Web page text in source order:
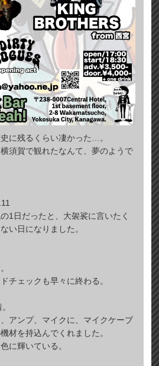
に残るくらい凄かった…。
須賀で観れたなんて、夢のようで
1日だったと、大袈裟に言いたく
い日になりました。
チェックも早々に終わる。
アンプ、マイクに、マイクケーブ
材を持込んでくれました。
に輝いている。